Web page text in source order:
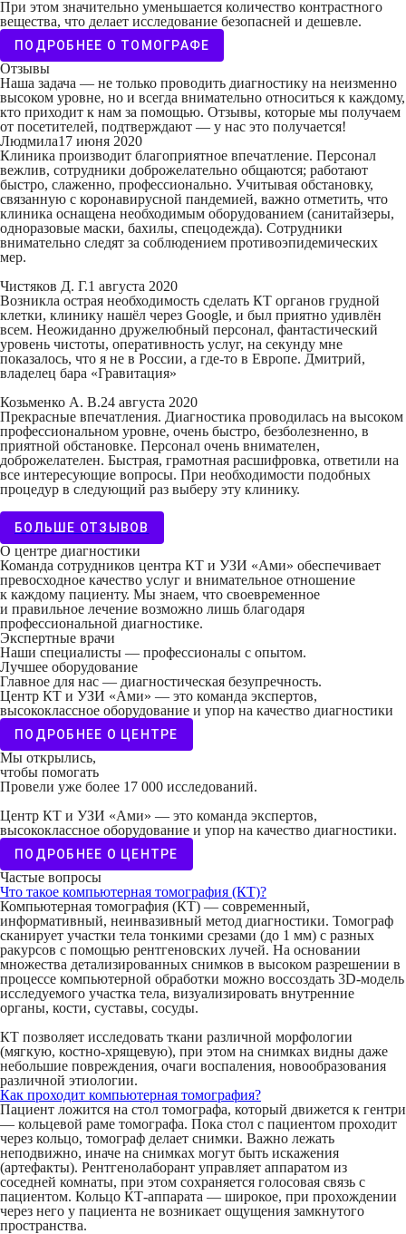
При этом значительно уменьшается количество контрастного
вещества, что делает исследование безопасней и дешевле.
ПОДРОБНЕЕ О ТОМОГРАФЕ
Отзывы
Наша задача — не только проводить диагностику на неизменно
высоком уровне, но и всегда внимательно относиться к каждому,
кто приходит к нам за помощью. Отзывы, которые мы получаем
от посетителей, подтверждают — у нас это получается!
Людмила17 июня 2020
Клиника производит благоприятное впечатление. Персонал
вежлив, сотрудники доброжелательно общаются; работают
быстро, слаженно, профессионально. Учитывая обстановку,
связанную с коронавирусной пандемией, важно отметить, что
клиника оснащена необходимым оборудованием (санитайзеры,
одноразовые маски, бахилы, спецодежда). Сотрудники
внимательно следят за соблюдением противоэпидемических
мер.
Чистяков Д. Г.1 августа 2020
Возникла острая необходимость сделать КТ органов грудной
клетки, клинику нашёл через Google, и был приятно удивлён
всем. Неожиданно дружелюбный персонал, фантастический
уровень чистоты, оперативность услуг, на секунду мне
показалось, что я не в России, а где-то в Европе. Дмитрий,
владелец бара «Гравитация»
Козьменко А. В.24 августа 2020
Прекрасные впечатления. Диагностика проводилась на высоком
профессиональном уровне, очень быстро, безболезненно, в
приятной обстановке. Персонал очень внимателен,
доброжелателен. Быстрая, грамотная расшифровка, ответили на
все интересующие вопросы. При необходимости подобных
процедур в следующий раз выберу эту клинику.
БОЛЬШЕ ОТЗЫВОВ
О центре диагностики
Команда сотрудников центра КТ и УЗИ «Ами» обеспечивает
превосходное качество услуг и внимательное отношение
к каждому пациенту. Мы знаем, что своевременное
и правильное лечение возможно лишь благодаря
профессиональной диагностике.
Экспертные врачи
Наши специалисты — профессионалы с опытом.
Лучшее оборудование
Главное для нас — диагностическая безупречность.
Центр КТ и УЗИ «Ами» — это команда экспертов,
высококлассное оборудование и упор на качество диагностики
ПОДРОБНЕЕ О ЦЕНТРЕ
Мы открылись,
чтобы помогать
Провели уже более 17 000 исследований.
Центр КТ и УЗИ «Ами» — это команда экспертов,
высококлассное оборудование и упор на качество диагностики.
ПОДРОБНЕЕ О ЦЕНТРЕ
Частые вопросы
Что такое компьютерная томография (КТ)?
Компьютерная томография (КТ) — современный,
информативный, неинвазивный метод диагностики. Томограф
сканирует участки тела тонкими срезами (до 1 мм) с разных
ракурсов с помощью рентгеновских лучей. На основании
множества детализированных снимков в высоком разрешении в
процессе компьютерной обработки можно воссоздать 3D-модель
исследуемого участка тела, визуализировать внутренние
органы, кости, суставы, сосуды.
КТ позволяет исследовать ткани различной морфологии
(мягкую, костно-хрящевую), при этом на снимках видны даже
небольшие повреждения, очаги воспаления, новообразования
различной этиологии.
Как проходит компьютерная томография?
Пациент ложится на стол томографа, который движется к гентри
— кольцевой раме томографа. Пока стол с пациентом проходит
через кольцо, томограф делает снимки. Важно лежать
неподвижно, иначе на снимках могут быть искажения
(артефакты). Рентгенолаборант управляет аппаратом из
соседней комнаты, при этом сохраняется голосовая связь с
пациентом. Кольцо КТ-аппарата — широкое, при прохождении
через него у пациента не возникает ощущения замкнутого
пространства.